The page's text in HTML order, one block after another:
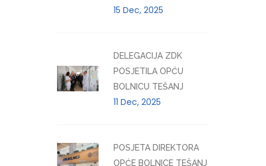
15 Dec, 2025
DELEGACIJA ZDK
POSJETILA OPĆU
BOLNICU TEŠANJ
11 Dec, 2025
POSJETA DIREKTORA
OPĆE BOLNICE TEŠANJ